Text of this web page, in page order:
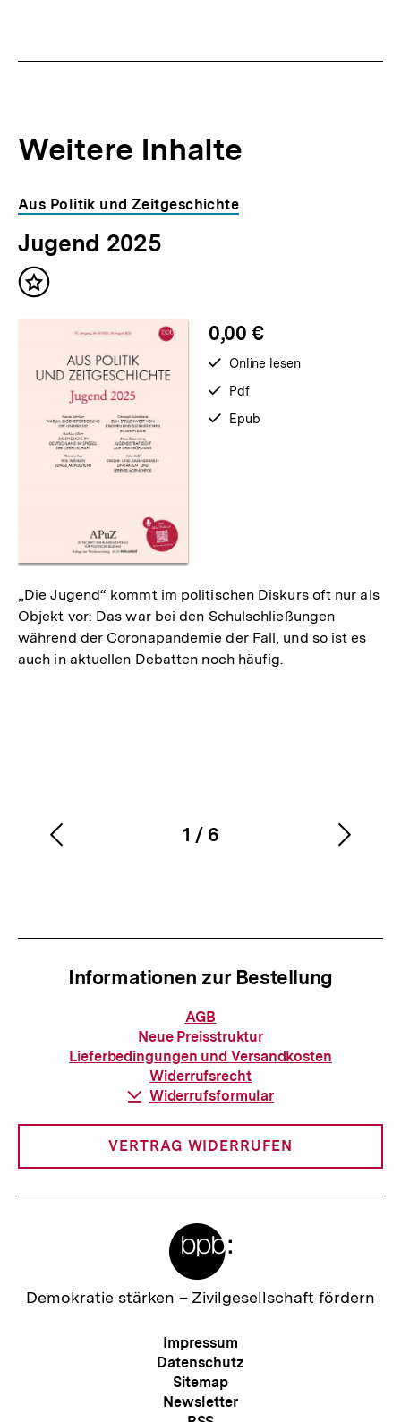
Weitere Inhalte
Inhaltskarousell
für
weitere
Inhalte
Inhaltskarussell
überspringen
Aus Politik und Zeitgeschichte
Jugend 2025
Inhalt
0,00 €
verfügbar
Online lesen
verfügbar
Pdf
verfügbar
Epub
„Die Jugend“ kommt im politischen Diskurs oft nur als
Objekt vor: Das war bei den Schulschließungen
während der Coronapandemie der Fall, und so ist es
auch in aktuellen Debatten noch häufig.
Karussellinhalt
1
von
/ 6
Vorherigen
Informationen zur Bestellung
Informationen
zur
Bestellung
AGB
Neue Preisstruktur
Lieferbedingungen und Versandkosten
Widerrufsrecht
Download-
Widerrufsformular
VERTRAG WIDERRUFEN
Zur
Demokratie stärken – Zivilgesellschaft fördern
Meta-
Navigation
Impressum
Datenschutz
Sitemap
Newsletter